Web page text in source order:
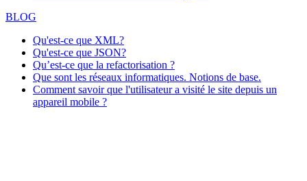
BLOG
Qu'est-ce que XML?
Qu'est-ce que JSON?
Qu’est-ce que la refactorisation ?
Que sont les réseaux informatiques. Notions de base.
Comment savoir que l'utilisateur a visité le site depuis un
appareil mobile ?